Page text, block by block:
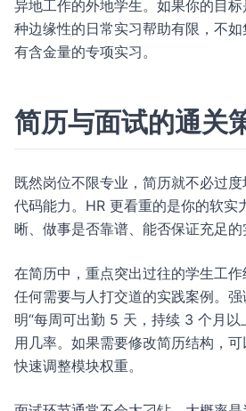
异地工作的外地学生。如果你的目
种边缘性的日常实习帮助有限，不
有含金量的专项实习。
简历与面试的通关
既然岗位不限专业，简历就不必过
代码能力。HR 更看重的是你的软实
晰、做事是否靠谱、能否保证充足的
在简历中，重点突出过往的学生工
任何需要与人打交道的实践案例。
明“每周可出勤 5 天，持续 3 个月以
用几率。如果需要修改简历结构，可
快速调整模块权重。